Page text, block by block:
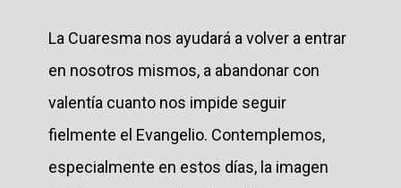
La Cuaresma nos ayudará a volver a entrar
en nosotros mismos, a abandonar con
valentía cuanto nos impide seguir
fielmente el Evangelio. Contemplemos,
especialmente en estos días, la imagen